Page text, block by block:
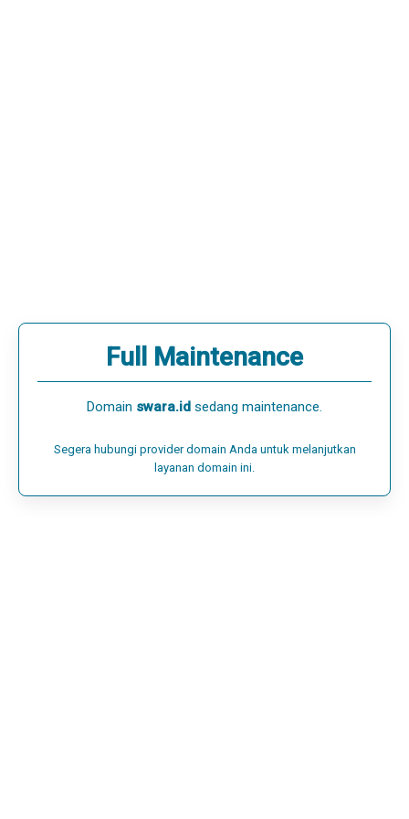
Full Maintenance
Domain swara.id sedang maintenance.
Segera hubungi provider domain Anda untuk melanjutkan
layanan domain ini.